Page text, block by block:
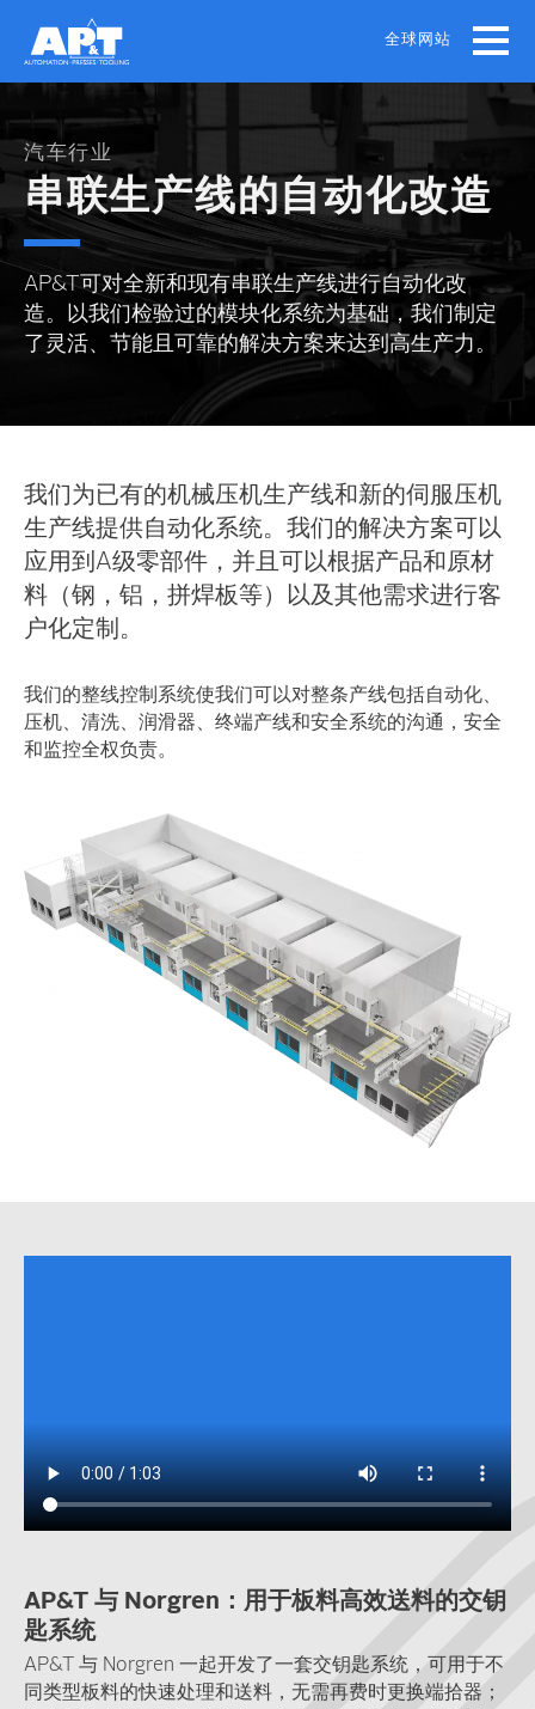
main
全球网站
汽车行业
串联生产线的自动化改造
AP&T可对全新和现有串联生产线进行自动化改
造。以我们检验过的模块化系统为基础，我们制定
了灵活、节能且可靠的解决方案来达到高生产力。
我们为已有的机械压机生产线和新的伺服压机
生产线提供自动化系统。我们的解决方案可以
应用到A级零部件，并且可以根据产品和原材
料（钢，铝，拼焊板等）以及其他需求进行客
户化定制。
我们的整线控制系统使我们可以对整条产线包括自动化、
压机、清洗、润滑器、终端产线和安全系统的沟通，安全
和监控全权负责。
AP&T 与 Norgren：用于板料高效送料的交钥
匙系统
AP&T 与 Norgren 一起开发了一套交钥匙系统，可用于不
同类型板料的快速处理和送料，无需再费时更换端拾器；